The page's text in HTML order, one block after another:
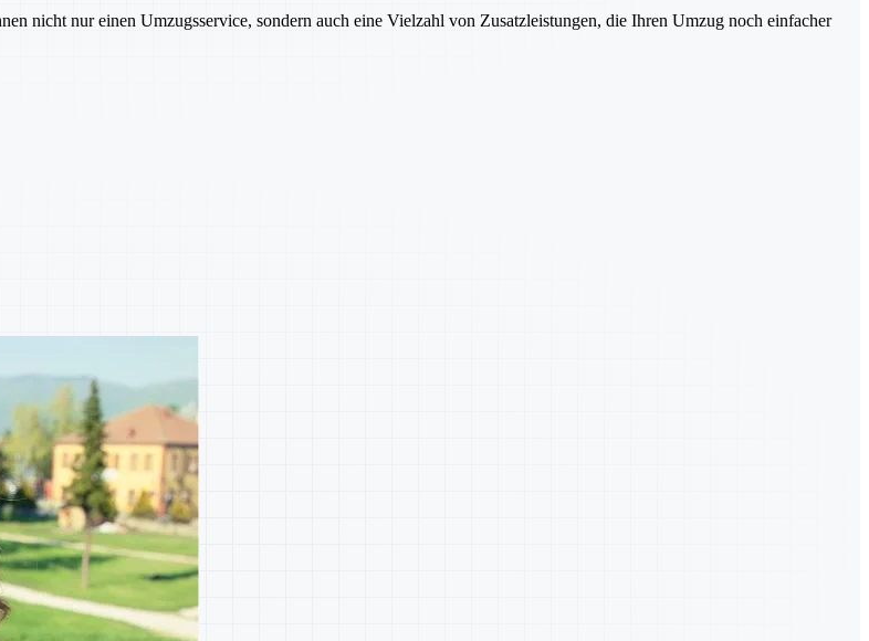
nicht nur einen Umzugsservice, sondern auch eine Vielzahl von Zusatzleistungen, die Ihren Umzug noch einfacher